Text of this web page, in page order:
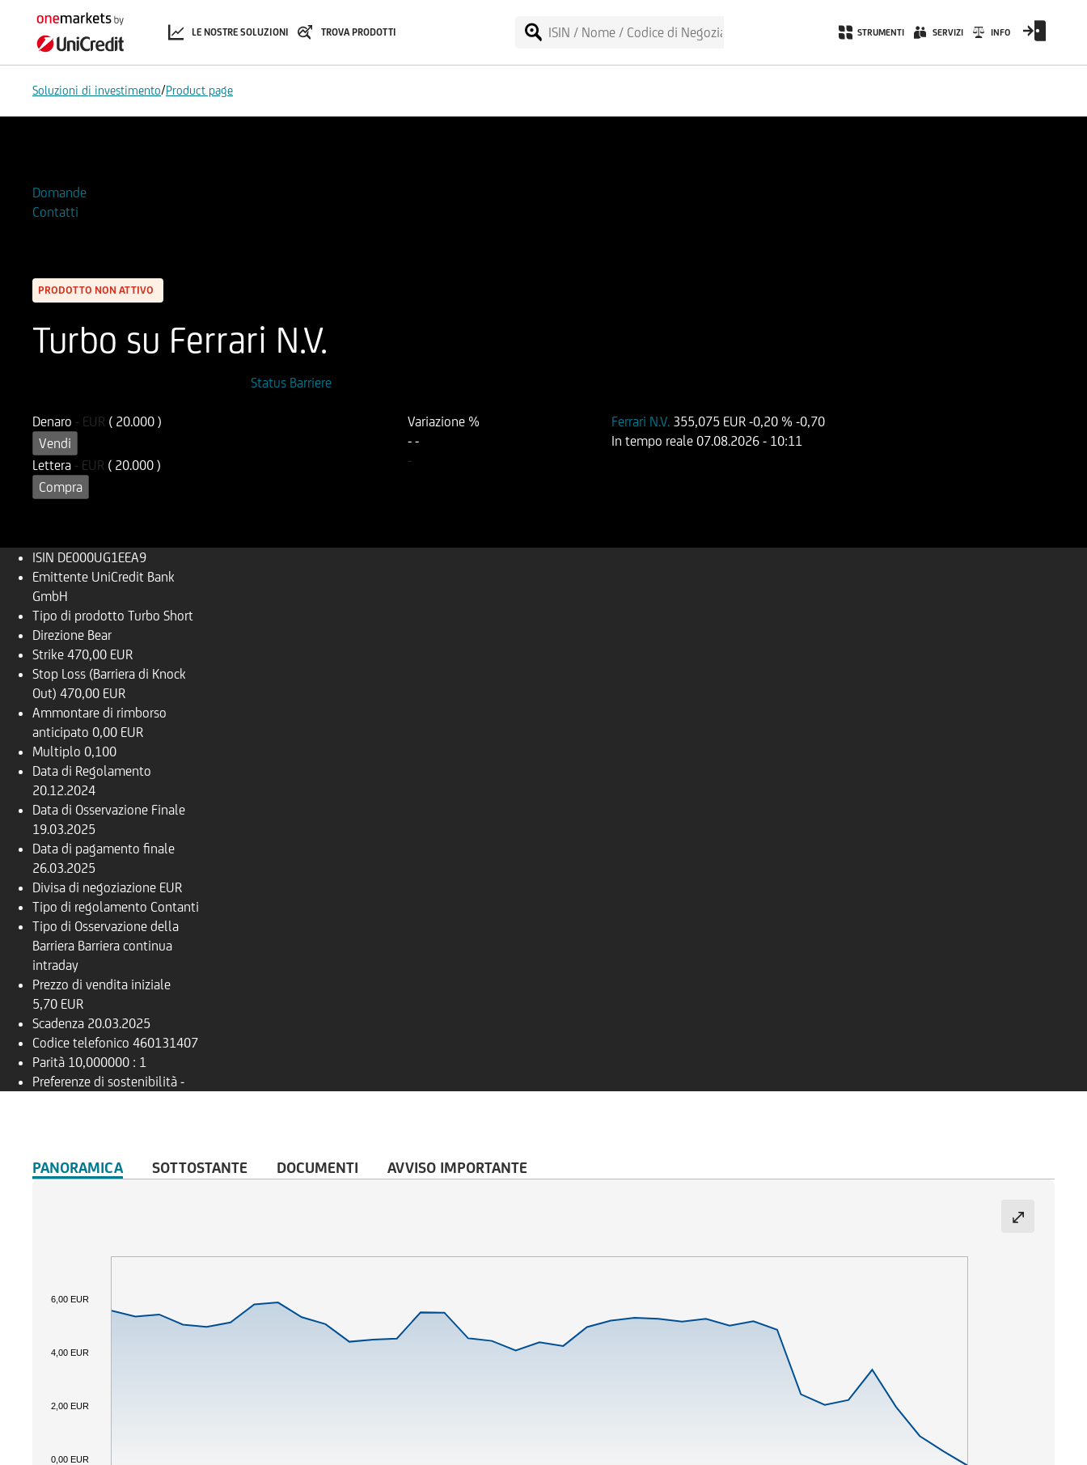
LE NOSTRE SOLUZIONI TROVA PRODOTTI STRUMENTI SERVIZI INFO
Soluzioni di investimento/Product page
Domande
Contatti
PRODOTTO NON ATTIVO
Turbo su Ferrari N.V.
Status Barriere
Denaro - EUR ( 20.000 )
Vendi
Lettera - EUR ( 20.000 )
Compra
Variazione %
--
-
Ferrari N.V. 355,075 EUR -0,20 %-0,70
In tempo reale 07.08.2026 - 10:11
ISIN DE000UG1EEA9
Emittente UniCredit Bank
GmbH
Tipo di prodotto Turbo Short
Direzione Bear
Strike 470,00 EUR
Stop Loss (Barriera di Knock
Out) 470,00 EUR
Ammontare di rimborso
anticipato 0,00 EUR
Multiplo 0,100
Data di Regolamento
20.12.2024
Data di Osservazione Finale
19.03.2025
Data di pagamento finale
26.03.2025
Divisa di negoziazione EUR
Tipo di regolamento Contanti
Tipo di Osservazione della
Barriera Barriera continua
intraday
Prezzo di vendita iniziale
5,70 EUR
Scadenza 20.03.2025
Codice telefonico 460131407
Parità 10,000000 : 1
Preferenze di sostenibilità -
PANORAMICA SOTTOSTANTE DOCUMENTI AVVISO IMPORTANTE
0,00 EUR
2,00 EUR
4,00 EUR
6,00 EUR